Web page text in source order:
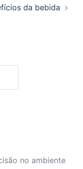
da bebida
no ambiente